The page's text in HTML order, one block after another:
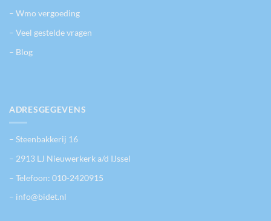
– Wmo vergoeding
– Veel gestelde vragen
– Blog
ADRESGEGEVENS
– Steenbakkerij 16
– 2913 LJ Nieuwerkerk a/d IJssel
– Telefoon: 010-2420915
– info@bidet.nl